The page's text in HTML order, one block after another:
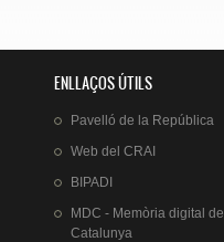
ENLLAÇOS ÚTILS
Pavelló de la República
Web del CRAI
BIPADI
MDC - Memòria digital de
Catalunya